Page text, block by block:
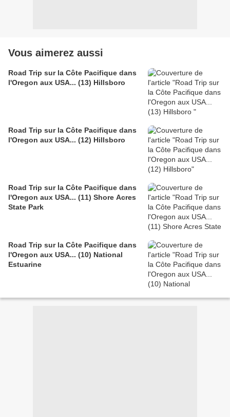
Vous aimerez aussi
Road Trip sur la Côte Pacifique dans
l'Oregon aux USA... (13) Hillsboro
Road Trip sur la Côte Pacifique dans
l'Oregon aux USA... (12) Hillsboro
Road Trip sur la Côte Pacifique dans
l'Oregon aux USA... (11) Shore Acres
State Park
Road Trip sur la Côte Pacifique dans
l'Oregon aux USA... (10) National
Estuarine